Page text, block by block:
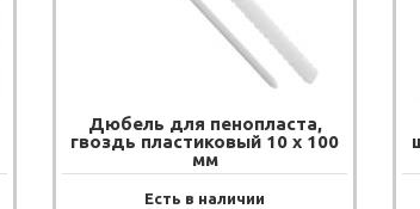
Дюбель для пенопласта,
гвоздь пластиковый 10 х 100
мм
Есть в наличии